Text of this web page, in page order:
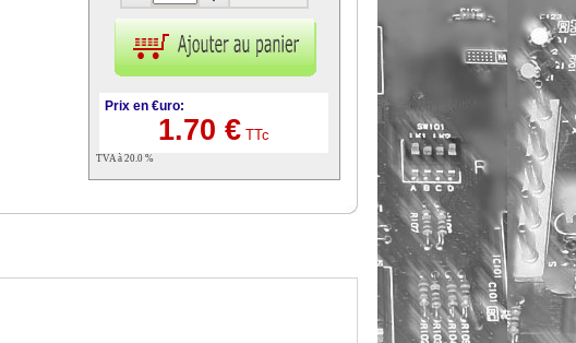
Prix en €uro:
1.70 € TTc
TVA à 20.0 %